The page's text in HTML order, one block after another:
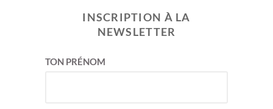
INSCRIPTION À LA
NEWSLETTER
TON PRÉNOM